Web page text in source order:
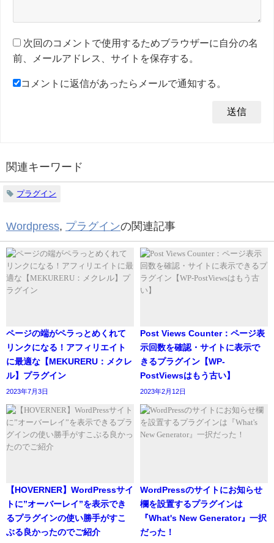
次回のコメントで使用するためブラウザーに自分の名
前、メールアドレス、サイトを保存する。
コメントに返信があったらメールで通知する。
関連キーワード
プラグイン
Wordpress, プラグインの関連記事
ページの端がペラっとめくれて
リンクになる！アフィリエイト
に最適な【MEKURERU：メクレ
ル】プラグイン
2023年7月3日
Post Views Counter：ページ表
示回数を確認・サイトに表示で
きるプラグイン【WP-
PostViewsはもう古い】
2023年2月12日
【HOVERNER】WordPressサイ
トに”オーバーレイ”を表示でき
るプラグインの使い勝手がすこ
ぶる良かったのでご紹介
WordPressのサイトにお知らせ
欄を設置するプラグインは
『What's New Generator』一択
だった！